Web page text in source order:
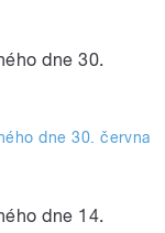
dne 30.
dne 30. června
dne 14.